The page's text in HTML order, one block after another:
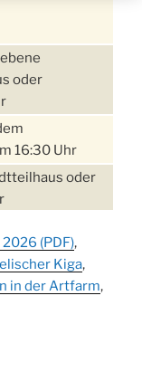
oder
16:30 Uhr
oder
(PDF),
Kiga,
in der Artfarm,